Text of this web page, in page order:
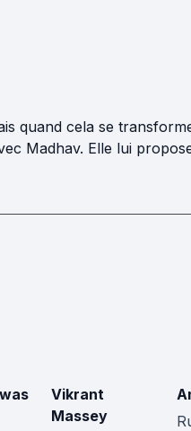
quand cela se
Madhav. Elle lui
Vikrant
Massey